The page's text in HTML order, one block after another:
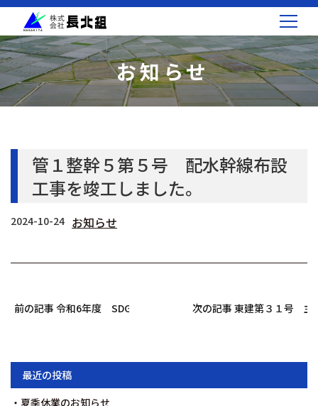
お知らせ
管１整幹５第５号 配水幹線布設
工事を竣工しました。
2024-10-24 お知らせ
前の記事 令和6年度 SDGs進捗状況のお知らせ次の記事 東建第３１号 主
最近の投稿
夏季休業のお知らせ